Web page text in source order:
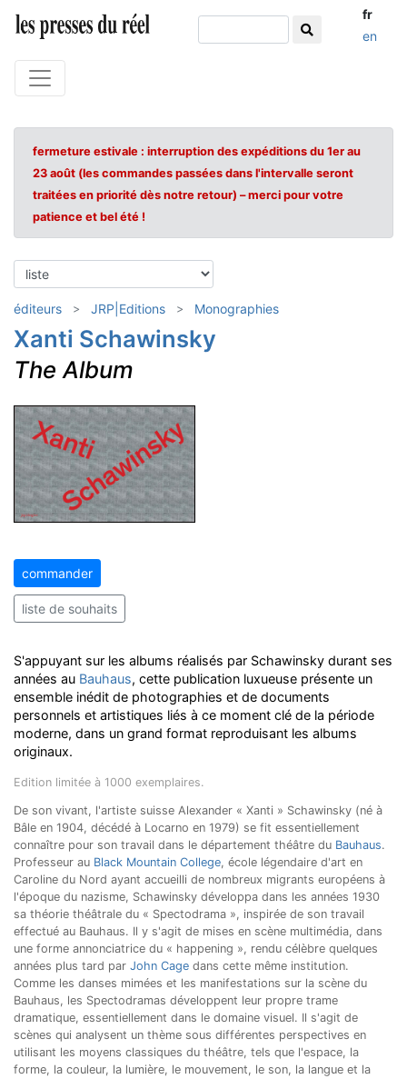
fr
en
fermeture estivale : interruption des expéditions du 1er au
23 août (les commandes passées dans l'intervalle seront
traitées en priorité dès notre retour) – merci pour votre
patience et bel été !
éditeurs JRP|Editions Monographies
Xanti Schawinsky
The Album
commander
liste de souhaits
S'appuyant sur les albums réalisés par Schawinsky durant ses
années au Bauhaus, cette publication luxueuse présente un
ensemble inédit de photographies et de documents
personnels et artistiques liés à ce moment clé de la période
moderne, dans un grand format reproduisant les albums
originaux.
Edition limitée à 1000 exemplaires.
De son vivant, l'artiste suisse Alexander « Xanti » Schawinsky (né à
Bâle en 1904, décédé à Locarno en 1979) se fit essentiellement
connaître pour son travail dans le département théâtre du Bauhaus.
Professeur au Black Mountain College, école légendaire d'art en
Caroline du Nord ayant accueilli de nombreux migrants européens à
l'époque du nazisme, Schawinsky développa dans les années 1930
sa théorie théâtrale du « Spectodrama », inspirée de son travail
effectué au Bauhaus. Il y s'agit de mises en scène multimédia, dans
une forme annonciatrice du « happening », rendu célèbre quelques
années plus tard par John Cage dans cette même institution.
Comme les danses mimées et les manifestations sur la scène du
Bauhaus, les Spectodramas développent leur propre trame
dramatique, essentiellement dans le domaine visuel. Il s'agit de
scènes qui analysent un thème sous différentes perspectives en
utilisant les moyens classiques du théâtre, tels que l'espace, la
forme, la couleur, la lumière, le mouvement, le son, la langue et la